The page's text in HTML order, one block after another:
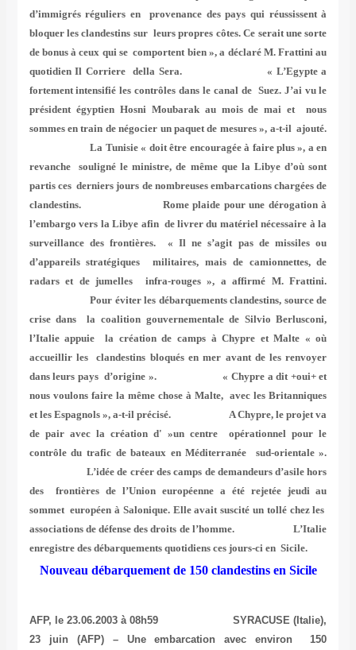
d’immigrés réguliers en provenance des pays qui réussissent à
bloquer les clandestins sur leurs propres côtes. Ce serait une sorte
de bonus à ceux qui se comportent bien », a déclaré M. Frattini au
quotidien Il Corriere della Sera. « L’Egypte a
fortement intensifié les contrôles dans le canal de Suez. J’ai vu le
président égyptien Hosni Moubarak au mois de mai et nous
sommes en train de négocier un paquet de mesures », a-t-il ajouté.
La Tunisie « doit être encouragée à faire plus », a en
revanche souligné le ministre, de même que la Libye d’où sont
partis ces derniers jours de nombreuses embarcations chargées de
clandestins. Rome plaide pour une dérogation à
l’embargo vers la Libye afin de livrer du matériel nécessaire à la
surveillance des frontières. « Il ne s’agit pas de missiles ou
d’appareils stratégiques militaires, mais de camionnettes, de
radars et de jumelles infra-rouges », a affirmé M. Frattini.
Pour éviter les débarquements clandestins, source de
crise dans la coalition gouvernementale de Silvio Berlusconi,
l’Italie appuie la création de camps à Chypre et Malte « où
accueillir les clandestins bloqués en mer avant de les renvoyer
dans leurs pays d’origine ». « Chypre a dit +oui+ et
nous voulons faire la même chose à Malte, avec les Britanniques
et les Espagnols », a-t-il précisé. A Chypre, le projet va
de pair avec la création d' »un centre opérationnel pour le
contrôle du trafic de bateaux en Méditerranée sud-orientale ».
L’idée de créer des camps de demandeurs d’asile hors
des frontières de l’Union européenne a été rejetée jeudi au
sommet européen à Salonique. Elle avait suscité un tollé chez les
associations de défense des droits de l’homme. L’Italie
enregistre des débarquements quotidiens ces jours-ci en Sicile.
Nouveau débarquement de 150 clandestins en Sicile
AFP, le 23.06.2003 à 08h59 SYRACUSE (Italie),
23 juin (AFP) – Une embarcation avec environ 150